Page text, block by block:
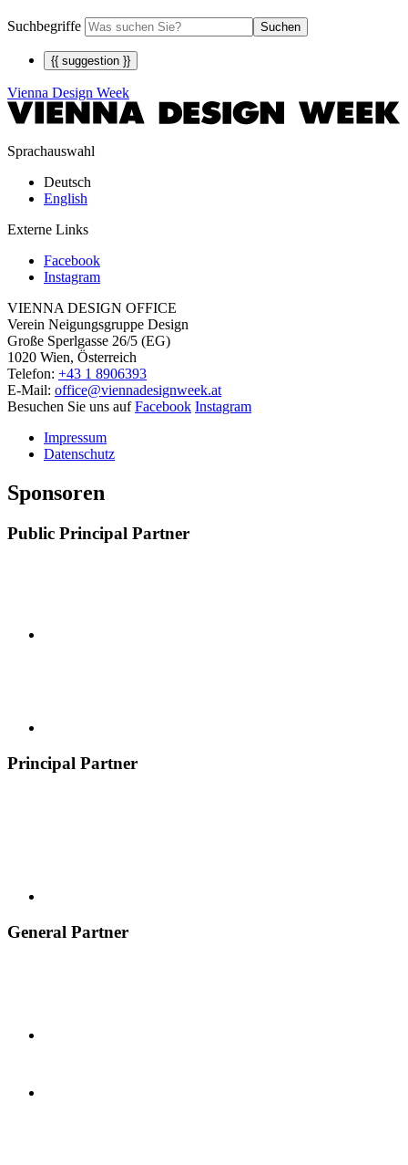
Suchbegriffe Suchen
{{ suggestion }}
Vienna Design Week
Sprachauswahl
Deutsch
English
Externe Links
Facebook
Instagram
VIENNA DESIGN OFFICE
Verein Neigungsgruppe Design
Große Sperlgasse 26/5 (EG)
1020 Wien, Österreich
Telefon: +43 1 8906393
E-Mail: office@viennadesignweek.at
Besuchen Sie uns aufFacebook Instagram
Impressum
Datenschutz
Sponsoren
Public Principal Partner
Principal Partner
General Partner